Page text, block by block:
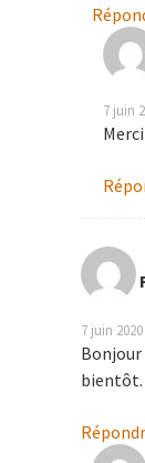
7 juin
7 juin
Bonjour
bientôt.